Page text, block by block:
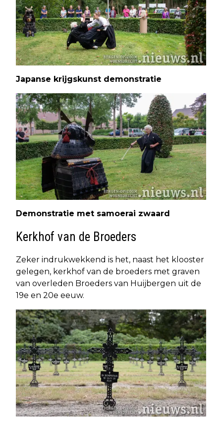
Japanse krijgskunst demonstratie
Demonstratie met samoerai zwaard
Kerkhof van de Broeders
Zeker indrukwekkend is het, naast het klooster
gelegen, kerkhof van de broeders met graven
van overleden Broeders van Huijbergen uit de
19e en 20e eeuw.